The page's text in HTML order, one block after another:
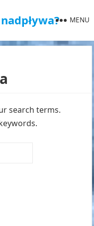
MENU
search terms.